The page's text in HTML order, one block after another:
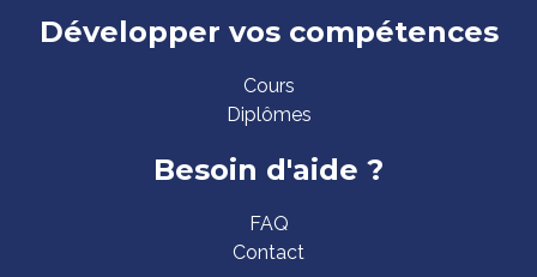
Développer vos compétences
Cours
Diplômes
Besoin d'aide ?
FAQ
Contact